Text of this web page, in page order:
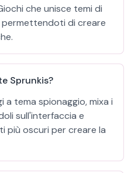
che unisce temi di
di creare
Sprunkis?
a tema spionaggio, mixa i
sull'interfaccia e
più oscuri per creare la